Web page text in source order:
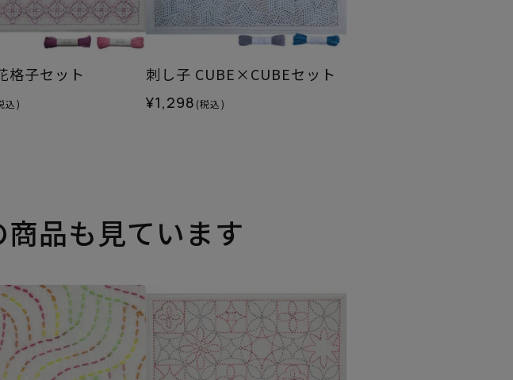
格子セット
込)
刺し子 CUBE×CUBEセット
¥1,298 (税込)
品も見ています